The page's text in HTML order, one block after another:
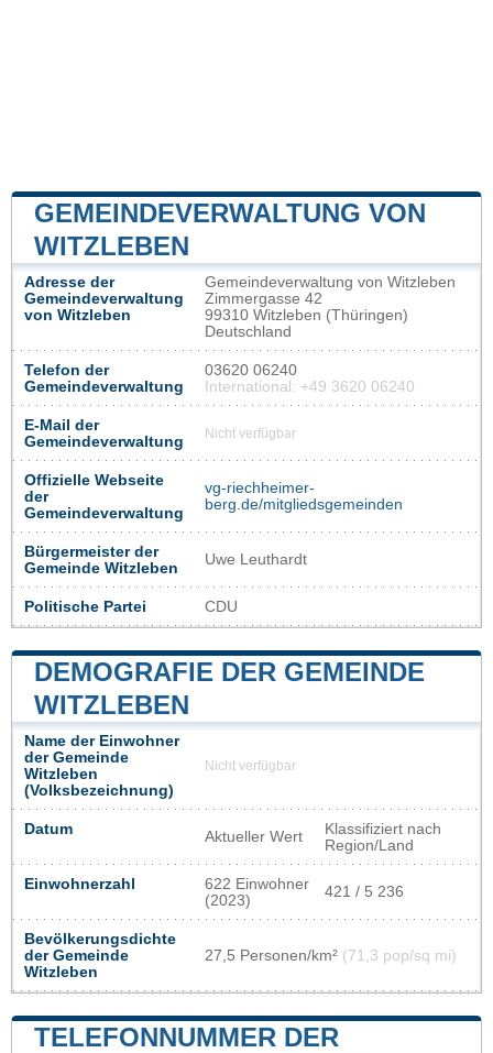
GEMEINDEVERWALTUNG VON
WITZLEBEN
Adresse der
Gemeindeverwaltung
von Witzleben
Gemeindeverwaltung von Witzleben
Zimmergasse 42
99310 Witzleben (Thüringen)
Deutschland
Telefon der
Gemeindeverwaltung
03620 06240
International: +49 3620 06240
E-Mail der
Gemeindeverwaltung
Nicht verfügbar
Offizielle Webseite
der
Gemeindeverwaltung
vg-riechheimer-
berg.de/mitgliedsgemeinden
Bürgermeister der
Gemeinde Witzleben
Uwe Leuthardt
Politische Partei CDU
DEMOGRAFIE DER GEMEINDE
WITZLEBEN
Name der Einwohner
der Gemeinde
Witzleben
(Volksbezeichnung)
Nicht verfügbar
Datum Aktueller Wert
Klassifiziert nach
Region/Land
Einwohnerzahl
622 Einwohner
(2023)
421 / 5 236
Bevölkerungsdichte
der Gemeinde
Witzleben
27,5 Personen/km² (71,3 pop/sq mi)
TELEFONNUMMER DER